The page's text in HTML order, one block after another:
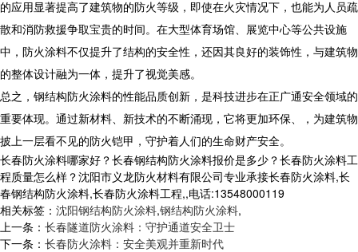
的应用显著提高了建筑物的防火等级，即使在火灾情况下，也能为人员疏
散和消防救援争取宝贵的时间。在大型体育场馆、展览中心等公共设施
中，防火涂料不仅提升了结构的安全性，还因其良好的装饰性，与建筑物
的整体设计融为一体，提升了视觉美感。
总之，钢结构防火涂料的性能品质创新，是科技进步在正广通安全领域的
重要体现。通过新材料、新技术的不断涌现，它将更加环保、，为建筑物
披上一层看不见的防火铠甲，守护着人们的生命财产安全。
长春防火涂料哪家好？长春钢结构防火涂料报价是多少？长春防火涂料工
程质量怎么样？沈阳市义龙防火材料有限公司专业承接长春防火涂料,长
春钢结构防火涂料,长春防火涂料工程,,电话:13548000119
相关标签： 沈阳钢结构防火涂料,钢结构防火涂料,
上一条： 长春隧道防火涂料：守护通道安全卫士
下一条： 长春防火涂料：安全美观并重新时代